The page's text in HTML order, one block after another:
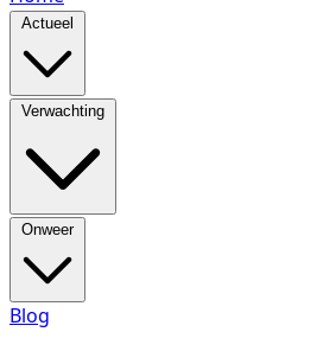
Actueel
Verwachting
Onweer
Blog